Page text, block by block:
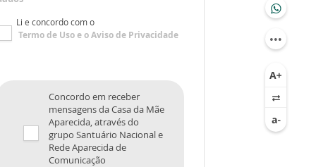
Li e concordo com o
Termo de Usoe oAviso de Privacidade
Concordo em receber
mensagens da Casa da Mãe
Aparecida, através do
grupo Santuário Nacional e
Rede Aparecida de
Comunicação